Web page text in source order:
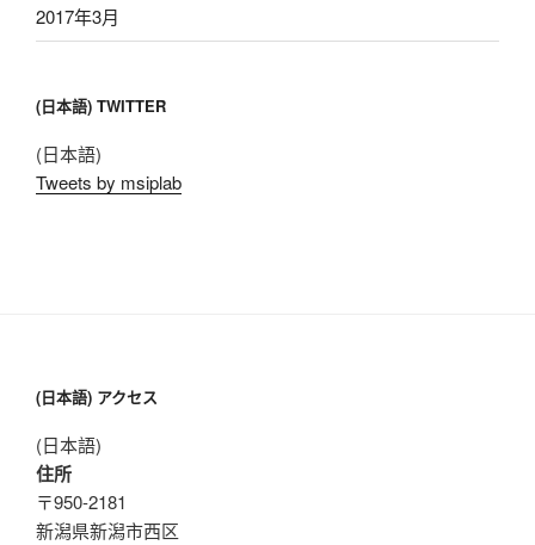
2017年3月
(日本語) TWITTER
(日本語)
Tweets by msiplab
(日本語) アクセス
(日本語)
住所
〒950-2181
新潟県新潟市西区